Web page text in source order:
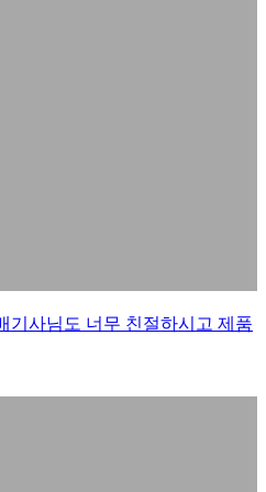
기사님도 너무 친절하시고 제품